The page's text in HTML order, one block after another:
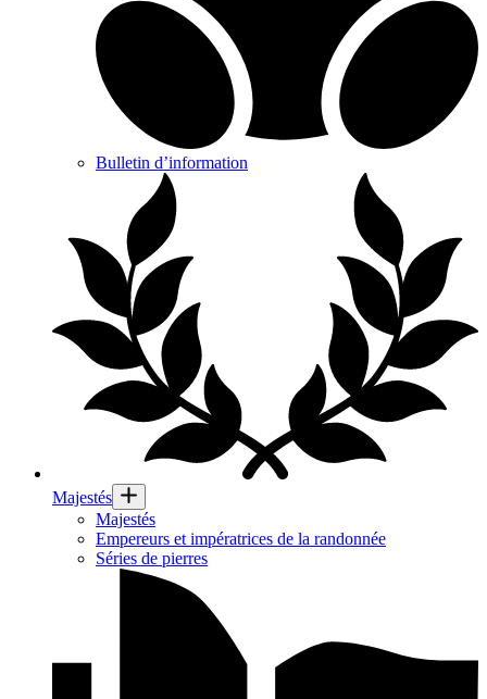
Bulletin d’information
Majestés
Majestés
Empereurs et impératrices de la randonnée
Séries de pierres